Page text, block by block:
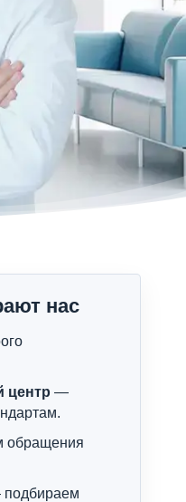
нас
центр —
обращения